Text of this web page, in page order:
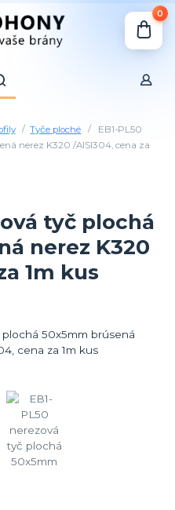
0
Tyče ploché
EB1-PL50
nerez K320 /AISI304, cena za
tyč plochá
nerez K320
1m kus